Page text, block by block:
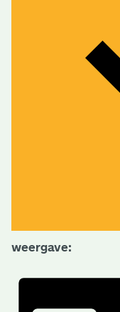
weergave: